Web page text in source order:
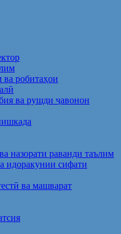
робитаҳои
ва рушди ҷавонон
назорати раванди таълим
идоракунии сифати
ва машварат